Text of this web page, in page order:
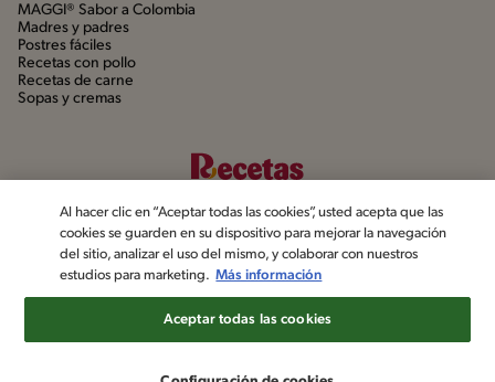
MAGGI® Sabor a Colombia
Madres y padres
Postres fáciles
Recetas con pollo
Recetas de carne
Sopas y cremas
©2022, Nestlé. Marcas registradas por Société dels Produits Nestlé,
S.A. Vevey (Suiza)
Términos y condiciones
Configuración de cookies
Al hacer clic en “Aceptar todas las cookies”, usted acepta que las
cookies se guarden en su dispositivo para mejorar la navegación
del sitio, analizar el uso del mismo, y colaborar con nuestros
estudios para marketing. Más información
Aceptar todas las cookies